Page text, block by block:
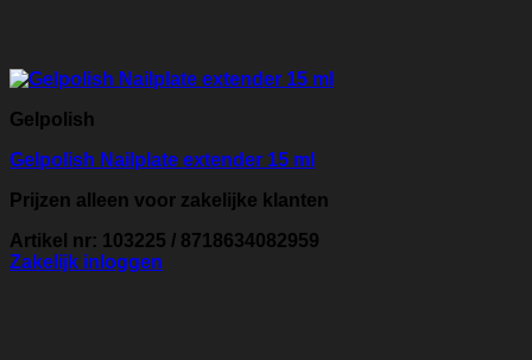
Gelpolish
Gelpolish Nailplate extender 15 ml
Prijzen alleen voor zakelijke klanten
Artikel nr: 103225 / 8718634082959
Zakelijk inloggen